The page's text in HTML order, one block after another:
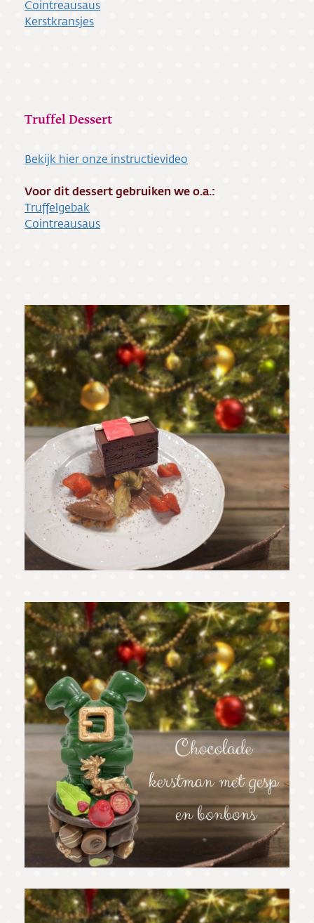
Cointreausaus
Kerstkransjes
Truffel Dessert
Bekijk hier onze instructievideo
Voor dit dessert gebruiken we o.a.:
Truffelgebak
Cointreausaus